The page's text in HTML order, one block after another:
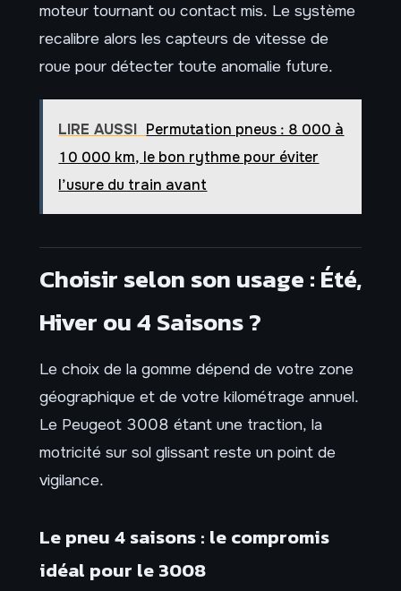
moteur tournant ou contact mis. Le système
recalibre alors les capteurs de vitesse de
roue pour détecter toute anomalie future.
LIRE AUSSI Permutation pneus : 8 000 à
10 000 km, le bon rythme pour éviter
l’usure du train avant
Choisir selon son usage : Été,
Hiver ou 4 Saisons ?
Le choix de la gomme dépend de votre zone
géographique et de votre kilométrage annuel.
Le Peugeot 3008 étant une traction, la
motricité sur sol glissant reste un point de
vigilance.
Le pneu 4 saisons : le compromis
idéal pour le 3008